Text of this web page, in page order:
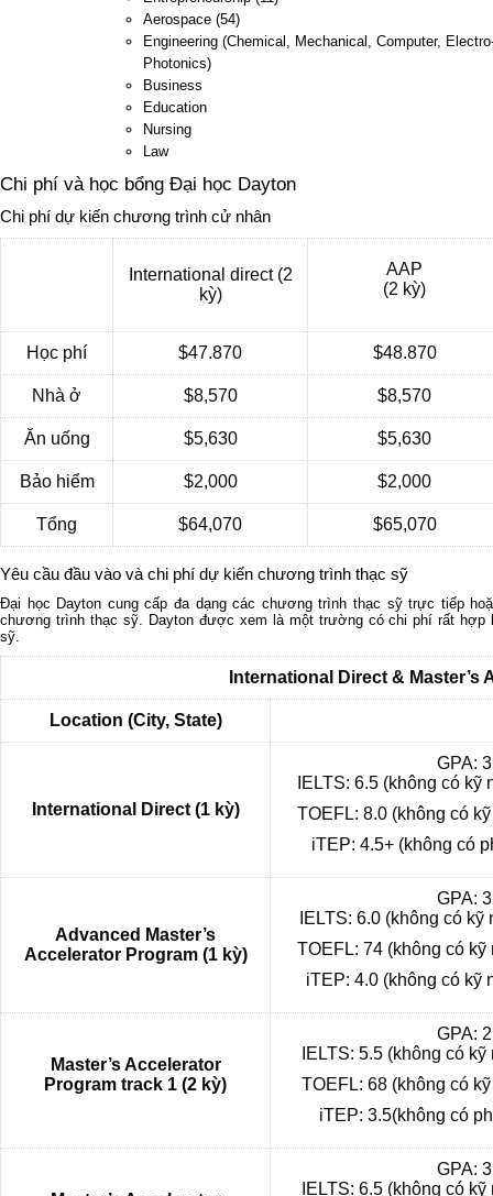
Aerospace (54)
Engineering (Chemical, Mechanical, Computer,
Photonics)
Business
Education
Nursing
Law
Chi phí và học bổng Đại học Dayton
Chi phí dự kiến chương trình cử nhân
International direct (2
kỳ)
AAP
(2 kỳ)
Học phí $47.870 $48.870
Nhà ở $8,570 $8,570
Ăn uống $5,630 $5,630
Bảo hiểm $2,000 $2,000
Tổng $64,070 $65,070
Yêu cầu đầu vào và chi phí dự kiến chương trình thạc sỹ
Đại học Dayton cung cấp đa dạng các chương trình thạc sỹ trực tiếp
chương trình thạc sỹ. Dayton được xem là một trường có chi phí rất hợp
sỹ.
International Direct & Master’s
Location (City, State)
International Direct (1 kỳ)
GPA:
IELTS: 6.5 (không có
TOEFL: 8.0 (không có
iTEP: 4.5+ (không có
Advanced Master’s
Accelerator Program (1 kỳ)
GPA:
IELTS: 6.0 (không có
TOEFL: 74 (không có
iTEP: 4.0 (không có kỹ
Master’s Accelerator
Program track 1 (2 kỳ)
GPA:
IELTS: 5.5 (không có
TOEFL: 68 (không có
iTEP: 3.5(không có
GPA:
IELTS: 6.5 (không có